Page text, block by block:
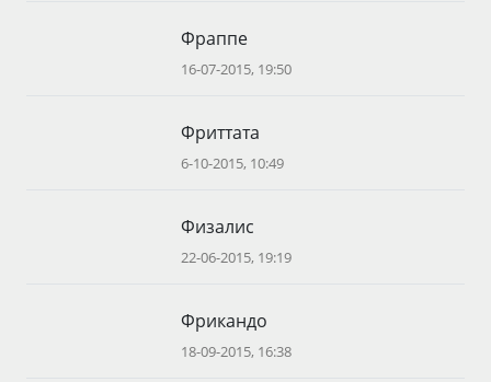
Фраппе
16-07-2015, 19:50
Фриттата
6-10-2015, 10:49
Физалис
22-06-2015, 19:19
Фрикандо
18-09-2015, 16:38